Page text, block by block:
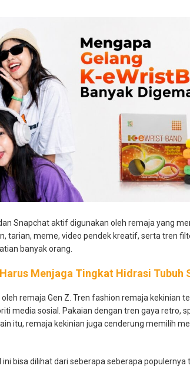
Snapchat aktif digunakan oleh remaja yang
meme, video pendek kreatif, serta tren
banyak orang.
Menjaga Tingkat Hidrasi Tubuh
remaja Gen Z. Tren fashion remaja kekinian
media sosial. Pakaian dengan tren gaya retro,
itu, remaja kekinian juga cenderung memilih
bisa dilihat dari seberapa seberapa populernya